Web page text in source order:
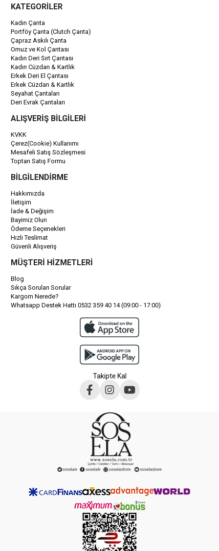
KATEGORİLER
Kadın Çanta
Portföy Çanta (Clutch Çanta)
Çapraz Askılı Çanta
Omuz ve Kol Çantası
Kadın Deri Sırt Çantası
Kadın Cüzdan & Kartlık
Erkek Deri El Çantası
Erkek Cüzdan & Kartlık
Seyahat Çantaları
Deri Evrak Çantaları
ALIŞVERİŞ BİLGİLERİ
KVKK
Çerez(Cookie) Kullanımı
Mesafeli Satış Sözleşmesi
Toptan Satış Formu
BİLGİLENDİRME
Hakkımızda
İletişim
İade & Değişim
Bayimiz Olun
Ödeme Seçenekleri
Hızlı Teslimat
Güvenli Alışveriş
MÜŞTERİ HİZMETLERİ
Blog
Sıkça Sorulan Sorular
Kargom Nerede?
Whatsapp Destek Hattı 0532 359 40 14 (09:00 - 17:00)
Takipte Kal